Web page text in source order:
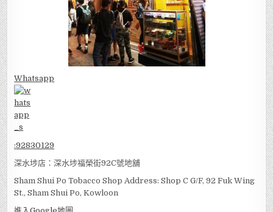
Whatsapp
:92830129
深水埗店：深水埗福榮街92C號地舖
Sham Shui Po Tobacco Shop Address: Shop C G/F, 92 Fuk Wing
St., Sham Shui Po, Kowloon